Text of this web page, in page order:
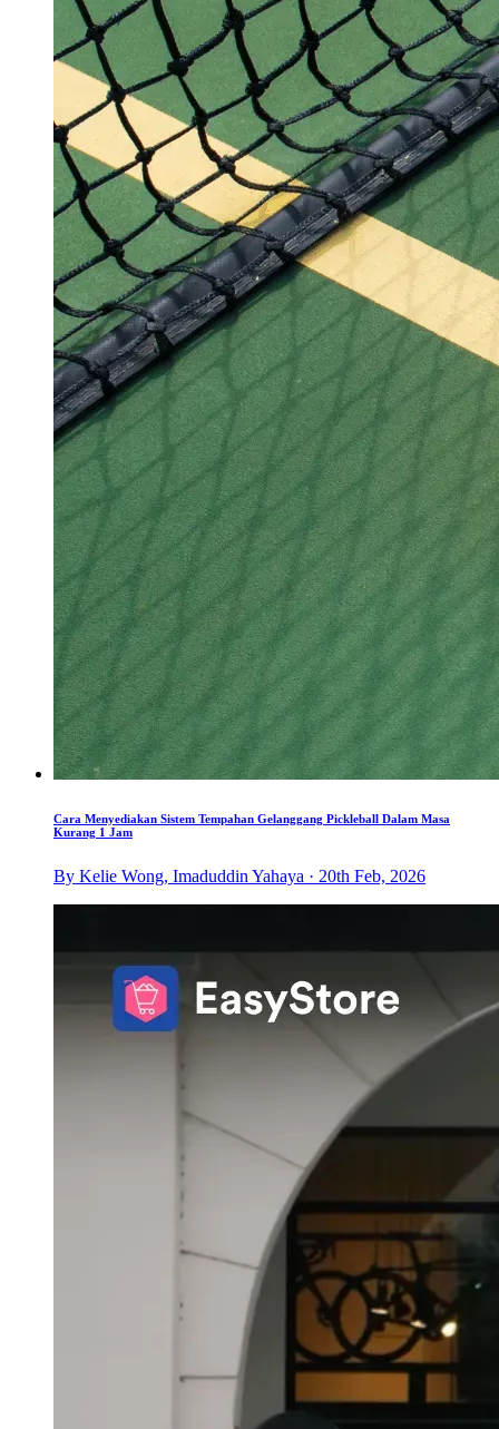
Cara Menyediakan Sistem Tempahan Gelanggang Pickleball Dalam Masa
Kurang 1 Jam
By Kelie Wong, Imaduddin Yahaya · 20th Feb, 2026